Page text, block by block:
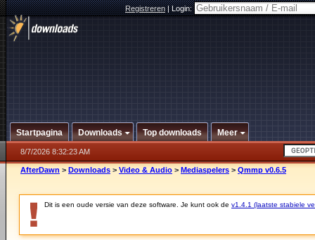
Registreren|Login:
Startpagina Downloads Top downloads Meer
8/7/2026 8:32:23 AM
AfterDawn > Downloads > Video & Audio > Mediaspelers > Qmmp v0.6.5
Dit is een oude versie van deze software. Je kunt ook de v1.4.1 (laatste stabiele